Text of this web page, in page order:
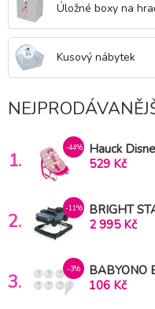
Úložné boxy na
Kusový nábytek
1.
-44%
Hauck
529 Kč
2.
-11%
BRIGHT
Bronco
2 995 Kč
3.
-3%
BABYONO
106 Kč